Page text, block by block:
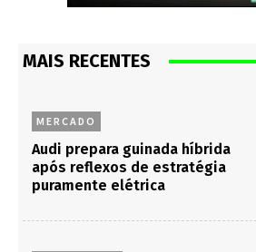
MAIS RECENTES
MERCADO
Audi prepara guinada híbrida
após reflexos de estratégia
puramente elétrica